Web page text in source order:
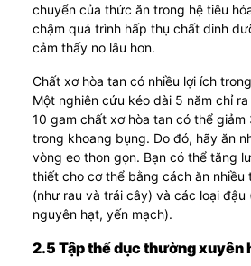
chuyển của thức ăn trong hệ tiêu
chậm quá trình hấp thụ chất dinh
cảm thấy no lâu hơn.
Chất xơ hòa tan có nhiều lợi ích
Một nghiên cứu kéo dài 5 năm chỉ
10 gam chất xơ hòa tan có thể giảm
trong khoang bụng. Do đó, hãy ăn
vòng eo thon gọn. Bạn có thể tăng
thiết cho cơ thể bằng cách ăn
(như rau và trái cây) và các loại đậu
nguyên hạt, yến mạch).
2.5 Tập thể dục thường xuyên